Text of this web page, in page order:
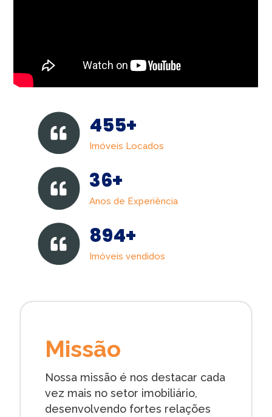
455+
Imóveis Locados
36+
Anos de Experiência
894+
Imóveis vendidos
Missão
Nossa missão é nos destacar cada
vez mais no setor imobiliário,
desenvolvendo fortes relações